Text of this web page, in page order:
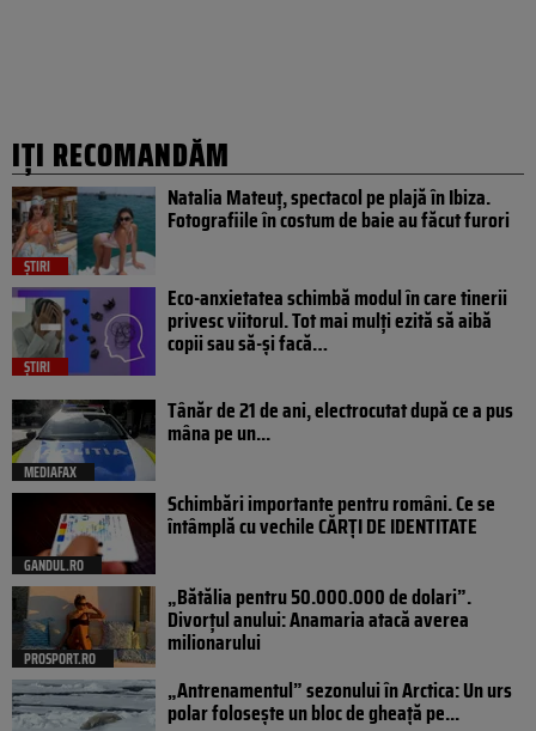
IȚI RECOMANDĂM
ȘTIRI
Natalia Mateuț, spectacol pe plajă în Ibiza.
Fotografiile în costum de baie au făcut furori
ȘTIRI
Eco-anxietatea schimbă modul în care tinerii
privesc viitorul. Tot mai mulți ezită să aibă
copii sau să-și facă…
MEDIAFAX
Tânăr de 21 de ani, electrocutat după ce a pus
mâna pe un...
GANDUL.RO
Schimbări importante pentru români. Ce se
întâmplă cu vechile CĂRȚI DE IDENTITATE
PROSPORT.RO
„Bătălia pentru 50.000.000 de dolari”.
Divorțul anului: Anamaria atacă averea
milionarului
„Antrenamentul” sezonului în Arctica: Un urs
polar folosește un bloc de gheață pe...